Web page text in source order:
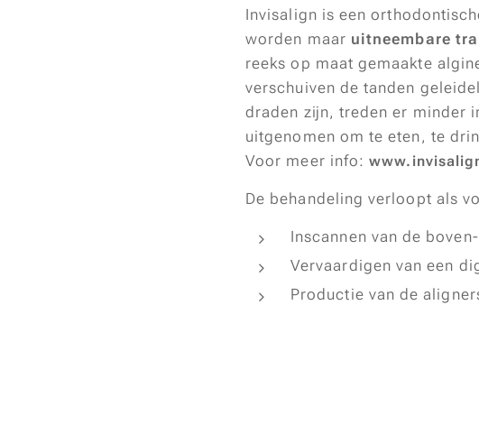
Invisalign is een
worden maar uitneembare
reeks op maat gemaakte
verschuiven de tanden
draden zijn, treden er minder
uitgenomen om te eten, te
Voor meer info:
De behandeling verloopt als
Inscannen van de
Vervaardigen van een
Productie van de